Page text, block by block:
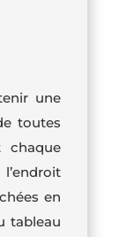
une
toutes
chaque
en
tableau